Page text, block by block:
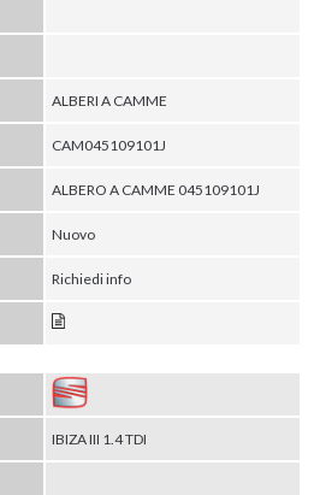
ALBERI A CAMME
CAM045109101J
ALBERO A CAMME 045109101J
Nuovo
Richiedi info
IBIZA III 1.4 TDI